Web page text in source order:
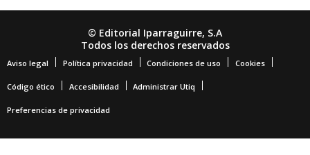
© Editorial Iparraguirre, S.A
Todos los derechos reservados
Aviso legal Política privacidad Condiciones de uso Cookies
Código ético Accesibilidad Administrar Utiq
Preferencias de privacidad